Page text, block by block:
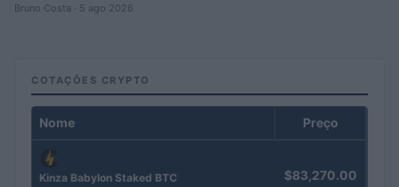
Bruno Costa · 5 ago 2026
COTAÇÕES CRYPTO
Nome Preço
Kinza Babylon Staked BTC $83,270.00